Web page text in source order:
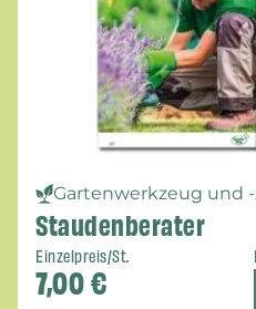
Gartenwerkzeug und
Staudenberater
Einzelpreis/St.
7,00€